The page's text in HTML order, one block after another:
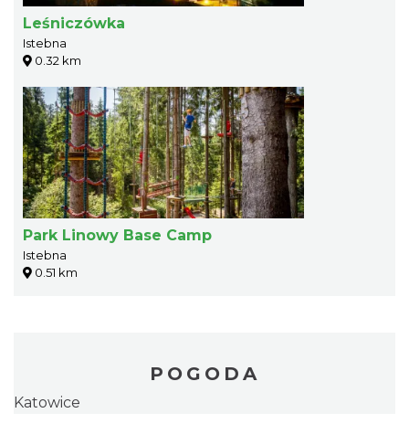
Leśniczówka
Istebna
0.32 km
Park Linowy Base Camp
Istebna
0.51 km
POGODA
Katowice